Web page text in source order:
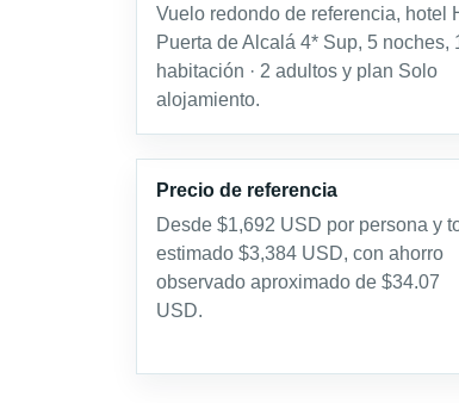
Vuelo redondo de referencia, hotel
Puerta de Alcalá 4* Sup, 5 noches,
habitación · 2 adultos y plan Solo
alojamiento.
Precio de referencia
Desde $1,692 USD por persona y
estimado $3,384 USD, con ahorro
observado aproximado de $34.07
USD.